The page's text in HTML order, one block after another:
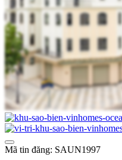
Mã tin đăng: SAUN1997